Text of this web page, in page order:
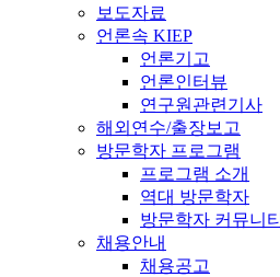
보도자료
언론속 KIEP
언론기고
언론인터뷰
연구원관련기사
해외연수/출장보고
방문학자 프로그램
프로그램 소개
역대 방문학자
방문학자 커뮤니티
채용안내
채용공고